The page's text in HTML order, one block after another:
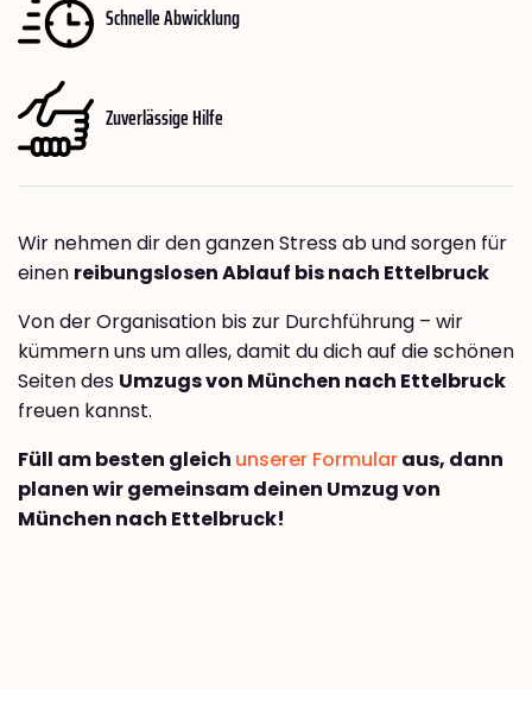
Schnelle Abwicklung
Zuverlässige Hilfe
Wir nehmen dir den ganzen Stress ab und sorgen für
einen reibungslosen Ablauf bis nach Ettelbruck
Von der Organisation bis zur Durchführung – wir
kümmern uns um alles, damit du dich auf die schönen
Seiten des Umzugs von München nach Ettelbruck
freuen kannst.
Füll am besten gleich unserer Formularaus, dann
planen wir gemeinsam deinen Umzug von
München nach Ettelbruck!